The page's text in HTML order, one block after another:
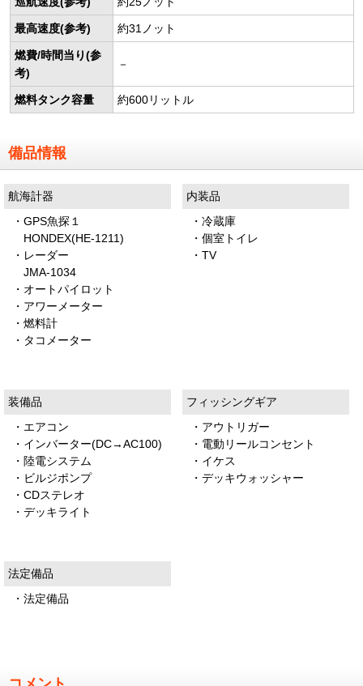
最高速度(参考) 約31ノット
燃費/時間当り(参
考)
－
燃料タンク容量 約600リットル
備品情報
航海計器
・GPS魚探１
HONDEX(HE-1211)
・レーダー
JMA-1034
・オートパイロット
・アワーメーター
・燃料計
・タコメーター
内装品
・冷蔵庫
・個室トイレ
・TV
装備品
・エアコン
・インバーター(DC→AC100)
・陸電システム
・ビルジポンプ
・CDステレオ
・デッキライト
フィッシングギア
・アウトリガー
・電動リールコンセント
・イケス
・デッキウォッシャー
法定備品
・法定備品